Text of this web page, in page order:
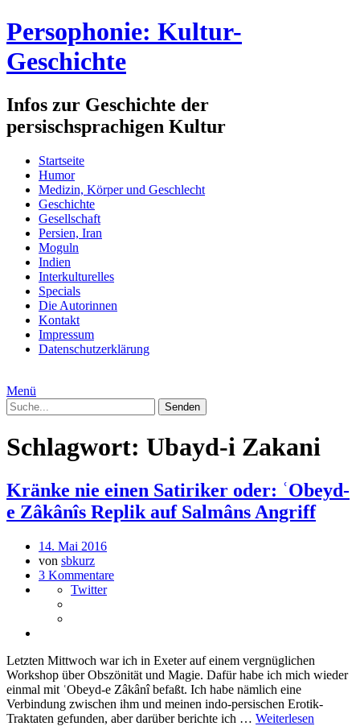
Persophonie: Kultur-
Geschichte
Infos zur Geschichte der
persischsprachigen Kultur
Startseite
Humor
Medizin, Körper und Geschlecht
Geschichte
Gesellschaft
Persien, Iran
Moguln
Indien
Interkulturelles
Specials
Die Autorinnen
Kontakt
Impressum
Datenschutzerklärung
Menü
Schlagwort: Ubayd-i Zakani
Kränke nie einen Satiriker oder: ʿObeyd-
e Zâkânîs Replik auf Salmâns Angriff
14. Mai 2016
von sbkurz
3 Kommentare
Twitter
Letzten Mittwoch war ich in Exeter auf einem vergnüglichen
Workshop über Obszönität und Magie. Dafür habe ich mich wieder
einmal mit ʿObeyd-e Zâkânî befaßt. Ich habe nämlich eine
Verbindung zwischen ihm und meinen indo-persischen Erotik-
Traktaten gefunden, aber darüber berichte ich … Weiterlesen